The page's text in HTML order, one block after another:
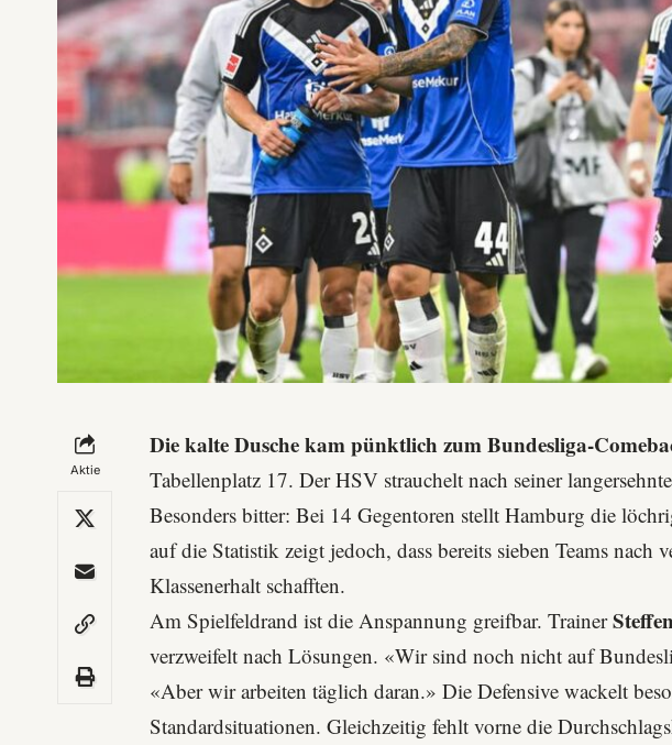
Aktie
Die kalte Dusche kam pünktlich zum Bundesliga-
Tabellenplatz 17. Der HSV strauchelt nach seiner
Besonders bitter: Bei 14 Gegentoren stellt Hamburg die
auf die Statistik zeigt jedoch, dass bereits sieben Teams nach
Klassenerhalt schafften.
Am Spielfeldrand ist die Anspannung greifbar. Trainer
verzweifelt nach Lösungen. «Wir sind noch nicht auf
«Aber wir arbeiten täglich daran.» Die Defensive wackelt
Standardsituationen. Gleichzeitig fehlt vorne die